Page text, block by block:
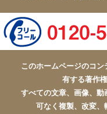
このホームページのコ
有する著作
すべての文章、画像、
可なく複製、改変、